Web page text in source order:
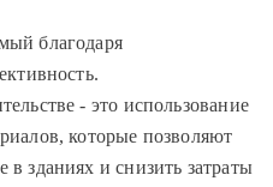
благодаря
- это использование
которые позволяют
в зданиях и снизить затраты